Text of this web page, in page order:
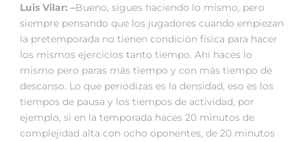
Luis Vilar: –Bueno, sigues haciendo lo mismo, pero
siempre pensando que los jugadores cuando empiezan
la pretemporada no tienen condición física para hacer
los mismos ejercicios tanto tiempo. Ahí haces lo
mismo pero paras más tiempo y con más tiempo de
descanso. Lo que periodizas es la densidad, eso es los
tiempos de pausa y los tiempos de actividad, por
ejemplo, si en la temporada haces 20 minutos de
complejidad alta con ocho oponentes, de 20 minutos